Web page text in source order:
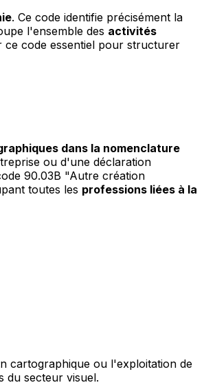
. Ce code identifie précisément la
l'ensemble des activités
ce code essentiel pour structurer
dans la nomenclature
ou d'une déclaration
90.03B "Autre création
toutes les professions liées à la
cartographique ou l'exploitation de
du secteur visuel.